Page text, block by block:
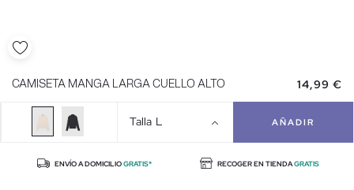
CAMISETA MANGA LARGA CUELLO ALTO 14,99 €
Talla L AÑADIR
ENVÍO A DOMICILIOGRATIS* RECOGER EN TIENDAGRATIS